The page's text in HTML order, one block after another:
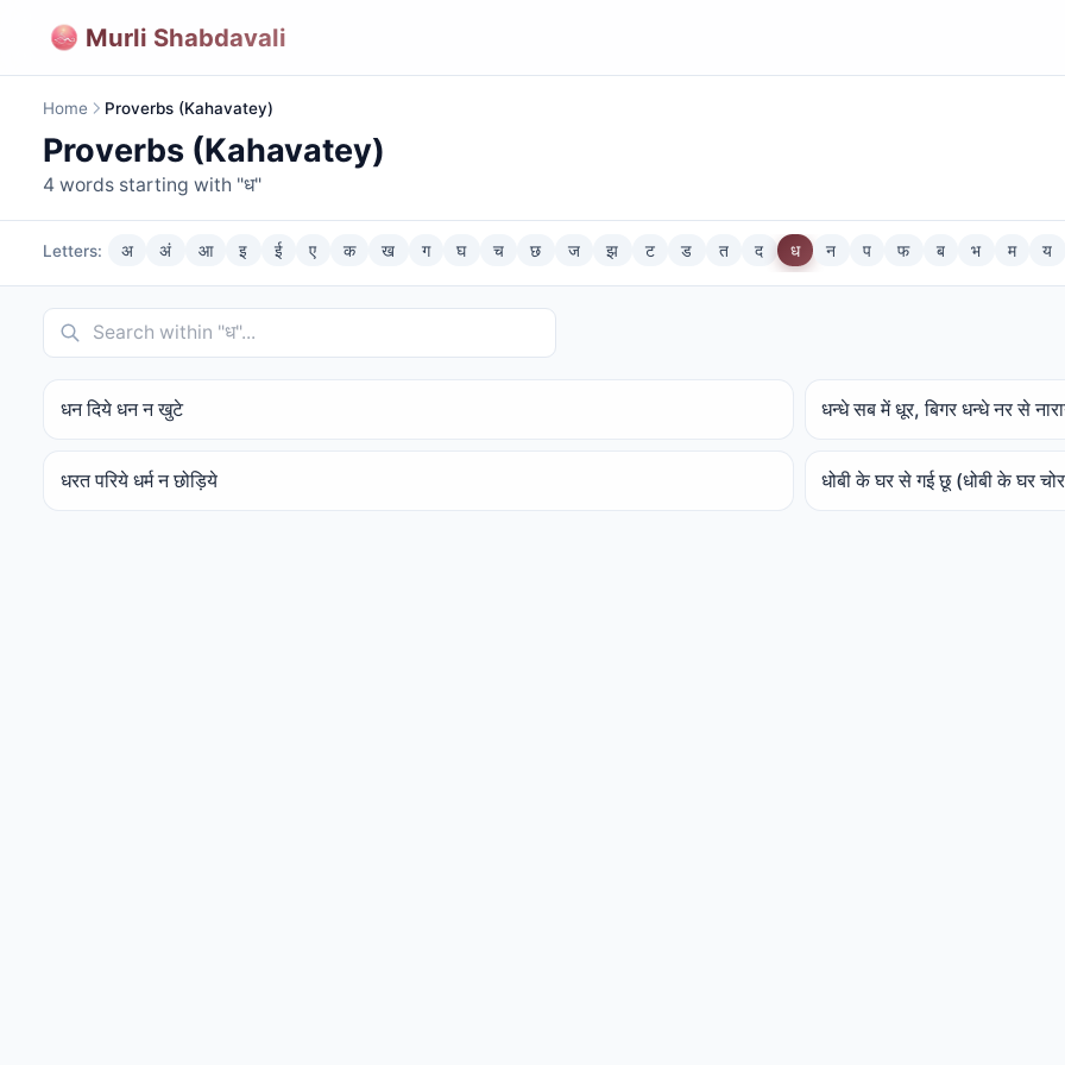
Murli Shabdavali
Home Proverbs (Kahavatey)
Proverbs (Kahavatey)
4 words starting with "ध"
Letters: अ अं आ इ ई ए क ख ग घ च छ ज झ ट ड त द ध न प फ ब भ म य
धन दिये धन न खुटे धन्धे सब में धूर, बिगर धन्धे नर से
धरत परिये धर्म न छोड़िये धोबी के घर से गई छू (धोबी के घर